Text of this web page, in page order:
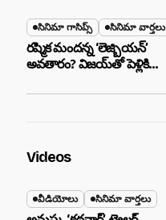
సినిమా గాసిప్స్ సినిమా వార్తలు
రష్మిక మందన్న ‘లెజ్బియన్’
అవతారం? విజయ్‌తో పెళ్లికి
,నిజమేనా?
Videos
వీడియోలు సినిమా వార్తలు